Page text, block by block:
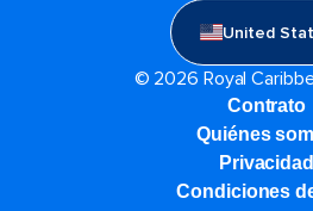
United
© 2026 Royal
Contrato
Quiénes
Privacidad
Condiciones